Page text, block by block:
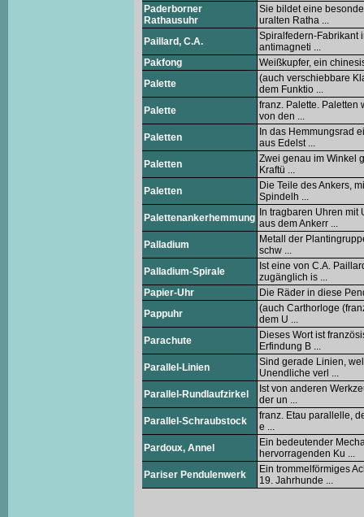
Paderborner
Rathausuhr
Sie bildet eine
uralten Ratha ...
Paillard, C.A.
Spiralfedern-Fabrikant
antimagneti ...
Pakfong
Weißkupfer, ein
Palette
(auch verschiebbare
dem Funktio ...
Palette
franz. Palette. Paletten
von den ...
Paletten
In das Hemmungsrad
aus Edelst ...
Paletten
Zwei genau im Winkel
Kraftü ...
Paletten
Die Teile des Ankers,
Spindelh ...
Palettenankerhemmung In tragbaren Uhren
aus dem Ankerr ...
Palladium
Metall der
schw ...
Palladium-Spirale
Ist eine von C.A.
zugänglich is ...
Papier-Uhr
Die Räder in diese
Pappuhr
(auch Carthorloge
dem U ...
Parachute
Dieses Wort ist
Erfindung B ...
Parallel-Linien
Sind gerade Linien,
Unendliche verl ...
Parallel-Rundlaufzirkel
Ist von anderen
der un ...
Parallel-Schraubstock
franz. Etau parallelle,
e ...
Pardoux, Annel
Ein bedeutender
hervorragenden Ku ...
Pariser Pendulenwerk
Ein trommelförmiges
19. Jahrhunde ...